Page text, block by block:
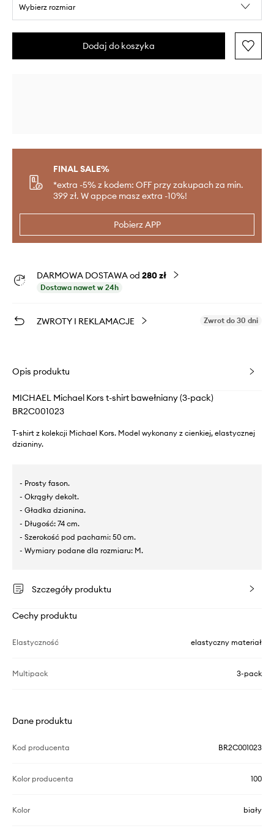
Wybierz rozmiar
Dodaj do koszyka
FINAL SALE%
*extra -5% z kodem: OFF przy zakupach za min.
399 zł. W appce masz extra -10%!
Pobierz APP
DARMOWA DOSTAWA od 280 zł
Dostawa nawet w 24h
ZWROTY I REKLAMACJE Zwrot do 30 dni
Opis produktu
MICHAEL Michael Kors t-shirt bawełniany (3-pack)
BR2C001023
T-shirt z kolekcji Michael Kors. Model wykonany z cienkiej, elastycznej
dzianiny.
- Prosty fason.
- Okrągły dekolt.
- Gładka dzianina.
- Długość: 74 cm.
- Szerokość pod pachami: 50 cm.
- Wymiary podane dla rozmiaru: M.
Szczegóły produktu
Cechy produktu
Elastyczność elastyczny materiał
Multipack 3-pack
Dane produktu
Kod producenta BR2C001023
Kolor producenta 100
Kolor biały